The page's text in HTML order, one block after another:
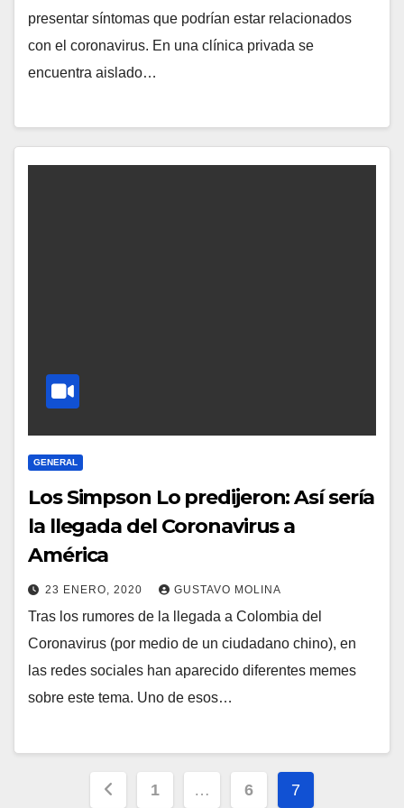
presentar síntomas que podrían estar relacionados
con el coronavirus. En una clínica privada se
encuentra aislado…
GENERAL
Los Simpson Lo predijeron: Así sería
la llegada del Coronavirus a
América
23 ENERO, 2020 GUSTAVO MOLINA
Tras los rumores de la llegada a Colombia del
Coronavirus (por medio de un ciudadano chino), en
las redes sociales han aparecido diferentes memes
sobre este tema. Uno de esos…
Paginación
1 … 6 7